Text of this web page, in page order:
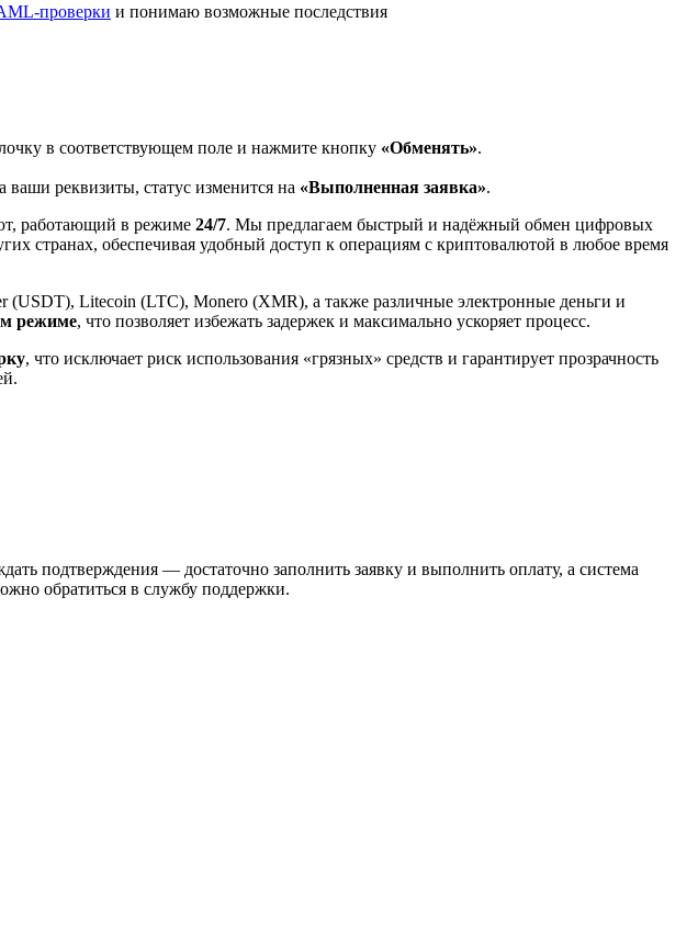
проверки и понимаю возможные последствия
в соответствующем поле и нажмите кнопку «Обменять».
ваши реквизиты, статус изменится на «Выполненная заявка».
работающий в режиме 24/7. Мы предлагаем быстрый и надёжный обмен цифровых
странах, обеспечивая удобный доступ к операциям с криптовалютой в любое время
Litecoin (LTC), Monero (XMR), а также различные электронные деньги и
режиме, что позволяет избежать задержек и максимально ускоряет процесс.
, что исключает риск использования «грязных» средств и гарантирует прозрачность
подтверждения — достаточно заполнить заявку и выполнить оплату, а система
обратиться в службу поддержки.